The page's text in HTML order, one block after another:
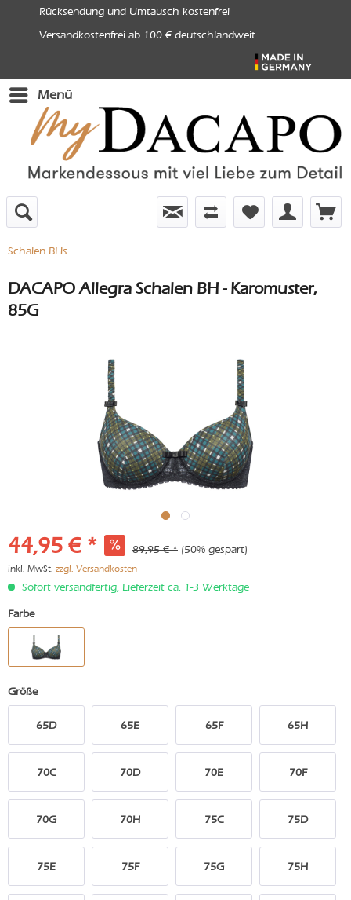
Rücksendung und Umtausch kostenfrei
Versandkostenfrei ab 100 € deutschlandweit
Menü
Schalen BHs
DACAPO Allegra Schalen BH - Karomuster,
85G
44,95 € * 89,95 € * (50% gespart)
inkl. MwSt. zzgl. Versandkosten
Sofort versandfertig, Lieferzeit ca. 1-3 Werktage
Farbe
Größe
65D 65E 65F 65H
70C 70D 70E 70F
70G 70H 75C 75D
75E 75F 75G 75H